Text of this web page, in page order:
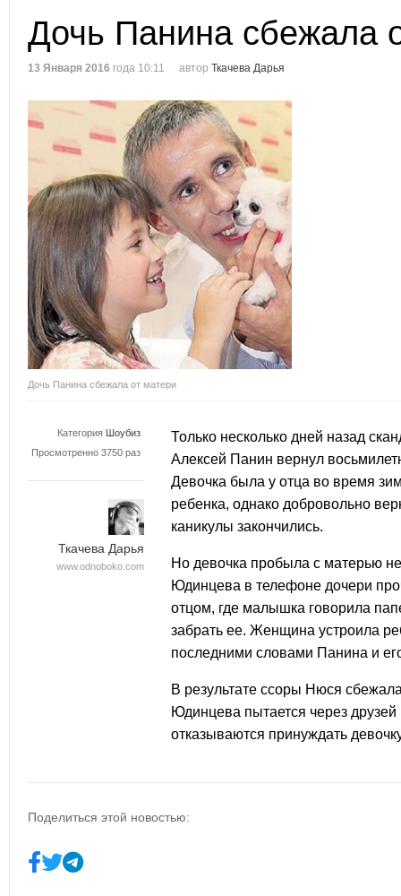
Дочь Панина сбежала
13 Января 2016 года 10:11 автор Ткачева Дарья
Дочь Панина сбежала от матери
Категория Шоубиз
Просмотренно 3750 раз
Ткачева Дарья
www.odnoboko.com
Только несколько дней назад
Алексей Панин вернул
Девочка была у отца во время
ребенка, однако добровольно
каникулы закончились.
Но девочка пробыла с матерью
Юдинцева в телефоне дочери
отцом, где малышка говорила
забрать ее. Женщина устроила
последними словами Панина и
В результате ссоры Нюся
Юдинцева пытается через друзей
отказываются принуждать
Поделиться этой новостью: